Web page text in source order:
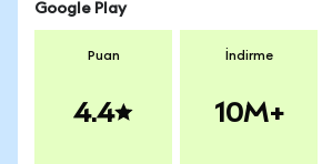
Google Play
Puan
4.4
İndirme
10M+